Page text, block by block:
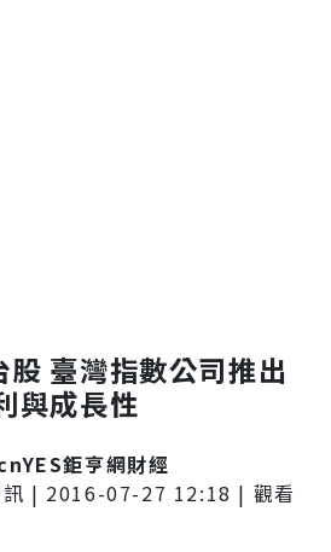
臺灣指數公司推出
與成長性
鉅亨網財經
| 2016-07-27 12:18 | 觀看